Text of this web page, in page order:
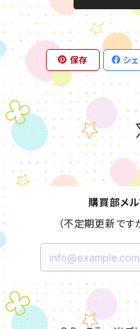
保存 シ
購買部メ
（不定期更新で